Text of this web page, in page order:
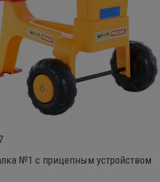
№1 с прицепным устройством